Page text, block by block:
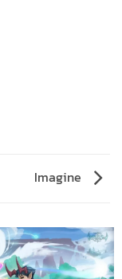
Imagine